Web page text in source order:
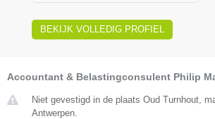
BEKIJK VOLLEDIG PROFIEL
Accountant & Belastingconsulent Philip
Niet gevestigd in de plaats Oud Turnhout,
Antwerpen.